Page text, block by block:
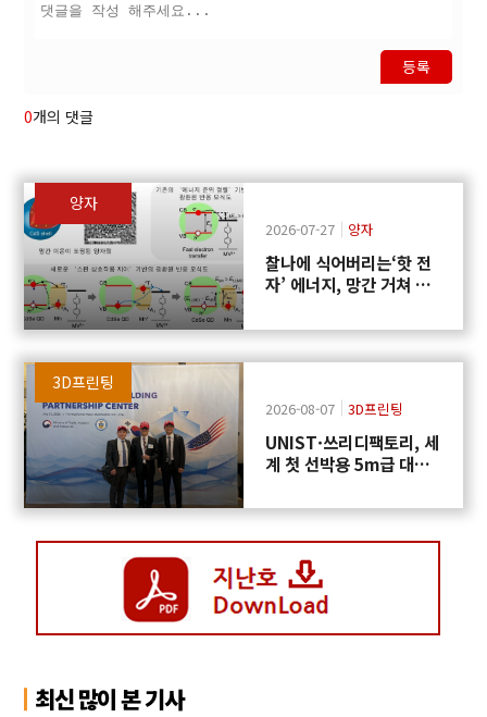
등록
0개의 댓글
양자
2026-07-27 양자
찰나에 식어버리는‘핫 전
자’ 에너지, 망간 거쳐 화
3D프린팅
2026-08-07 3D프린팅
UNIST·쓰리디팩토리, 세
계 첫 선박용 5m급 대형
최신 많이 본 기사